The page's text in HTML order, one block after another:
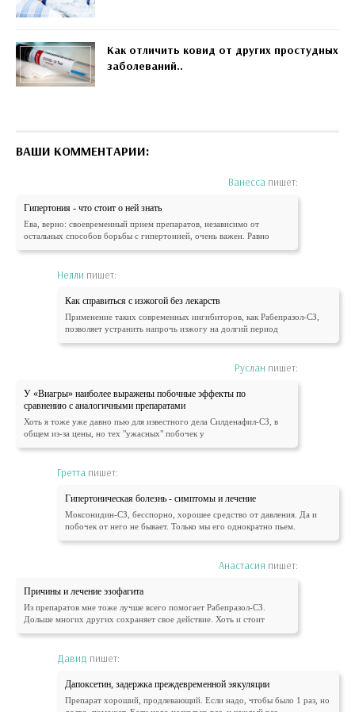
Как отличить ковид от других простудных
заболеваний..
ВАШИ КОММЕНТАРИИ:
Ванесса пишет:
Гипертония - что стоит о ней знать
Ева, верно: своевременный прием препаратов, независимо от
остальных способов борьбы с гипертонией, очень важен. Равно
Нелли пишет:
Как справиться с изжогой без лекарств
Применение таких современных ингибиторов, как Рабепразол-СЗ,
позволяет устранить напрочь изжогу на долгий период
Руслан пишет:
У «Виагры» наиболее выражены побочные эффекты по
сравнению с аналогичными препаратами
Хоть я тоже уже давно пью для известного дела Силденафил-СЗ, в
общем из-за цены, но тех "ужасных" побочек у
Гретта пишет:
Гипертоническая болезнь - симптомы и лечение
Моксонидин-СЗ, бесспорно, хорошее средство от давления. Да и
побочек от него не бывает. Только мы его однократно пьем.
Анастасия пишет:
Причины и лечение эзофагита
Из препаратов мне тоже лучше всего помогает Рабепразол-СЗ.
Дольше многих других сохраняет свое действие. Хоть и стоит
Давид пишет:
Дапоксетин, задержка преждевременной эякуляции
Препарат хороший, продлевающий. Если надо, чтобы было 1 раз, но